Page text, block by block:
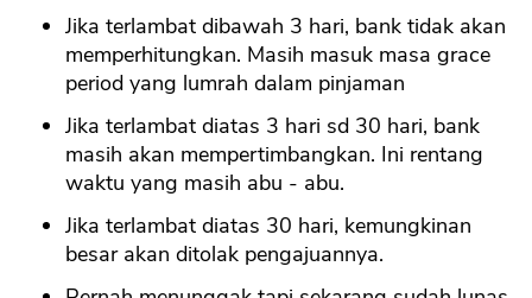
Jika terlambat dibawah 3 hari, bank tidak akan
memperhitungkan. Masih masuk masa grace
period yang lumrah dalam pinjaman
Jika terlambat diatas 3 hari sd 30 hari, bank
masih akan mempertimbangkan. Ini rentang
waktu yang masih abu - abu.
Jika terlambat diatas 30 hari, kemungkinan
besar akan ditolak pengajuannya.